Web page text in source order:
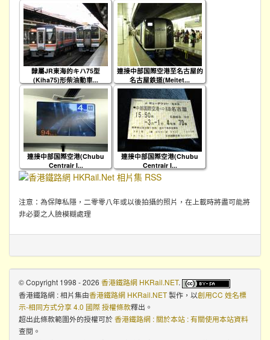
隸屬JR東海的キハ75型
(Kiha75)形柴油動車...
連接中部国際空港至名古屋的
名古屋鉄道(Meitet...
連接中部国際空港(Chubu
Centrair I...
連接中部国際空港(Chubu
Centrair I...
注意：為保障私隱，二零零八年或以後拍攝的照片，在上載時將盡可能將
非必要之人臉模糊處理
© Copyright 1998 - 2026 香港鐵路網 HKRail.NET.
香港鐵路網 : 相片集由香港鐵路網 HKRail.NET製作，以創用CC 姓名標
示-相同方式分享 4.0 國際 授權條款釋出。
超出此條款範圍外的授權可於香港鐵路網 : 關於本站 : 有關使用本站資料
查閱。